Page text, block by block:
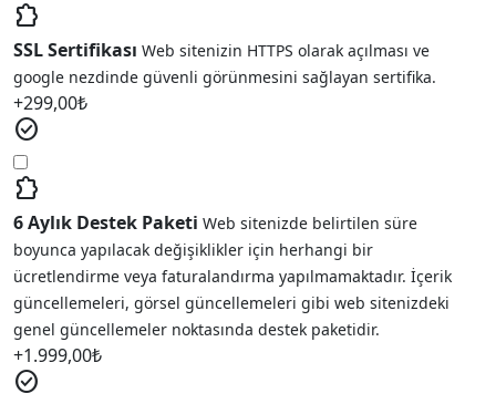
extension
SSL Sertifikası Web sitenizin HTTPS olarak açılması ve
google nezdinde güvenli görünmesini sağlayan sertifika.
+299,00₺
check_circle
extension
6 Aylık Destek Paketi Web sitenizde belirtilen süre
boyunca yapılacak değişiklikler için herhangi bir
ücretlendirme veya faturalandırma yapılmamaktadır. İçerik
güncellemeleri, görsel güncellemeleri gibi web sitenizdeki
genel güncellemeler noktasında destek paketidir.
+1.999,00₺
check_circle